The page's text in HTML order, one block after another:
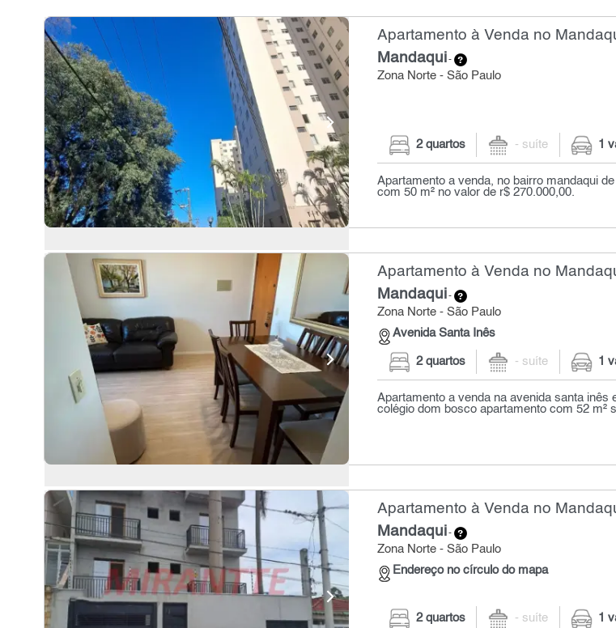
Apartamento à Venda no
Mandaqui-
Zona Norte - São Paulo
2 quartos - suíte 1
Apartamento a venda, no bairro mandaqui
com 50 m² no valor de r$ 270.000,00.
Apartamento à Venda no
Mandaqui-
Zona Norte - São Paulo
Avenida Santa Inês
2 quartos - suíte 1
Apartamento a venda na avenida santa inês
colégio dom bosco apartamento com 52 m²
Apartamento à Venda no
Mandaqui-
Zona Norte - São Paulo
Endereço no círculo do mapa
2 quartos - suíte 1